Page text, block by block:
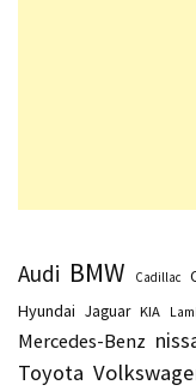
Audi BMW Cadillac
Hyundai Jaguar KIA
Mercedes-Benz
Toyota